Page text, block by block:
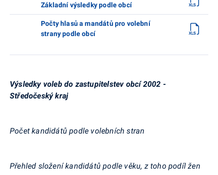
Základní výsledky podle obcí
Počty hlasů a mandátů pro volební
strany podle obcí
Výsledky voleb do zastupitelstev obcí 2002 -
Středočeský kraj
Počet kandidátů podle volebních stran
Přehled složení kandidátů podle věku, z toho podíl žen